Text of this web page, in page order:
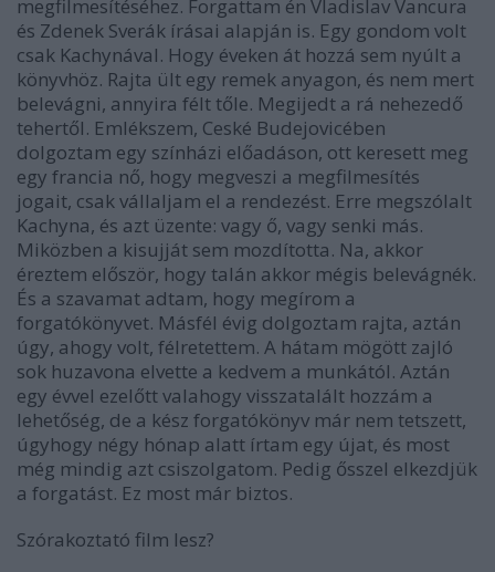
megfilmesítéséhez. Forgattam én Vladislav Vancura
és Zdenek Sverák írásai alapján is. Egy gondom volt
csak Kachynával. Hogy éveken át hozzá sem nyúlt a
könyvhöz. Rajta ült egy remek anyagon, és nem mert
belevágni, annyira félt tőle. Megijedt a rá nehezedő
tehertől. Emlékszem, Ceské Budejovicében
dolgoztam egy színházi előadáson, ott keresett meg
egy francia nő, hogy megveszi a megfilmesítés
jogait, csak vállaljam el a rendezést. Erre megszólalt
Kachyna, és azt üzente: vagy ő, vagy senki más.
Miközben a kisujját sem mozdította. Na, akkor
éreztem először, hogy talán akkor mégis belevágnék.
És a szavamat adtam, hogy megírom a
forgatókönyvet. Másfél évig dolgoztam rajta, aztán
úgy, ahogy volt, félretettem. A hátam mögött zajló
sok huzavona elvette a kedvem a munkától. Aztán
egy évvel ezelőtt valahogy visszatalált hozzám a
lehetőség, de a kész forgatókönyv már nem tetszett,
úgyhogy négy hónap alatt írtam egy újat, és most
még mindig azt csiszolgatom. Pedig ősszel elkezdjük
a forgatást. Ez most már biztos.
Szórakoztató film lesz?